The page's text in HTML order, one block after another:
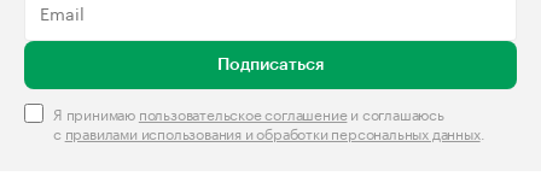
Подписаться
Я принимаю пользовательское соглашениеи соглашаюсь
с правилами использования и обработки персональных данных.